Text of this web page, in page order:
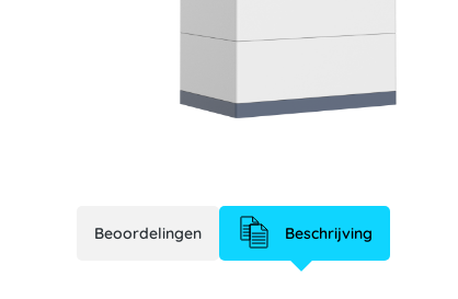
Beoordelingen Beschrijving